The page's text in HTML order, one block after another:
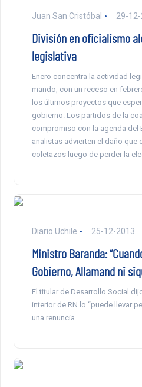
Juan San Cristóbal 29-
División en oficialismo
legislativa
Enero concentra la actividad
mando, con un receso en
los últimos proyectos que
gobierno. Los partidos de la
compromiso con la agenda del
analistas advierten el daño que
coletazos luego de perder la
Diario Uchile 25-12-2013
Ministro Baranda:
Gobierno, Allamand ni
El titular de Desarrollo Social
interior de RN lo “puede llevar
una renuncia.